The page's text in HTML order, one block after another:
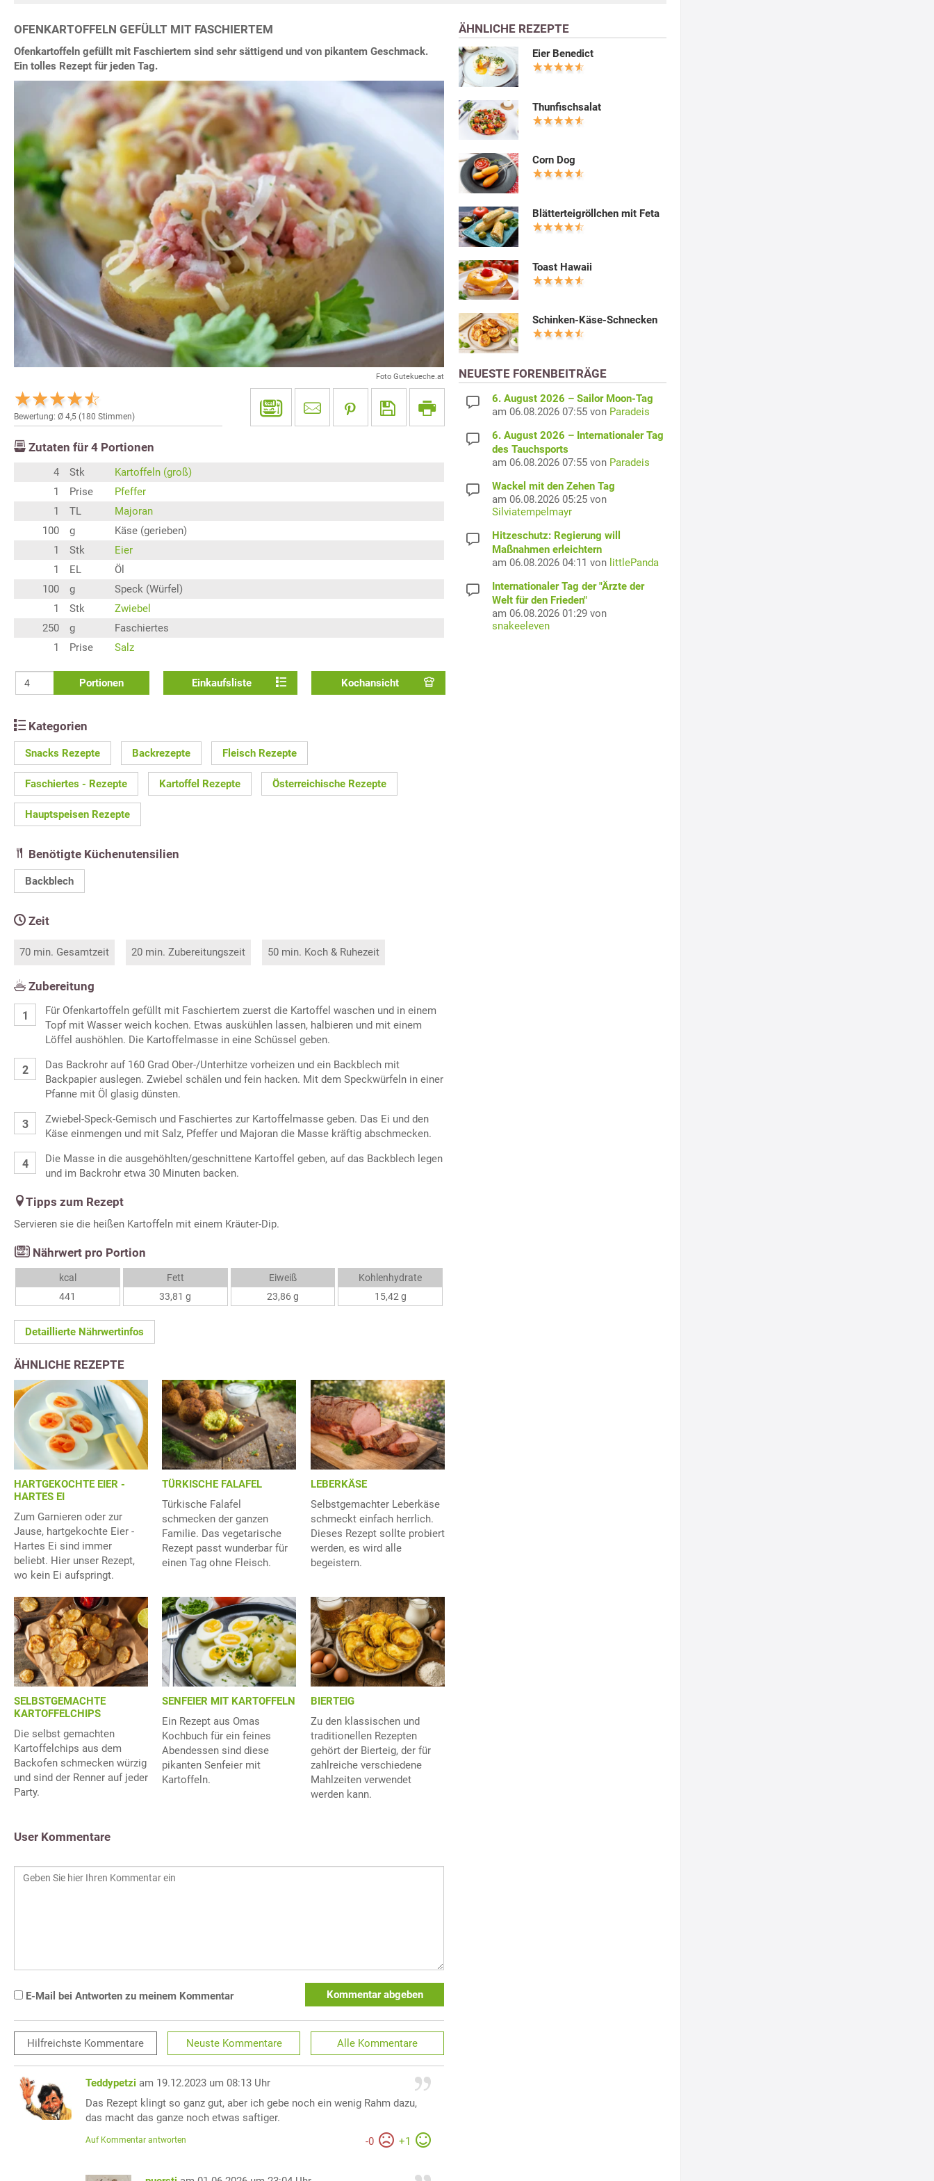
OFENKARTOFFELN GEFÜLLT MIT FASCHIERTEM
Ofenkartoffeln gefüllt mit Faschiertem sind sehr sättigend und von pikantem Geschmack.
Ein tolles Rezept für jeden Tag.
Foto Gutekueche.at
Bewertung: Ø 4,5 (180 Stimmen)
Zutaten für 4 Portionen
4 Stk
Kartoffeln (groß)
1
Prise
Pfeffer
1
TL
Majoran
100
g
Käse (gerieben)
1
Stk
Eier
1
EL
Öl
100
g
Speck (Würfel)
1
Stk
Zwiebel
250
g
Faschiertes
1
Prise Salz
Portionen Einkaufsliste Kochansicht
Kategorien
Snacks Rezepte Backrezepte Fleisch Rezepte
Faschiertes - Rezepte Kartoffel Rezepte Österreichische Rezepte
Hauptspeisen Rezepte
Benötigte Küchenutensilien
Backblech
Zeit
70 min. Gesamtzeit 20 min. Zubereitungszeit 50 min. Koch & Ruhezeit
Zubereitung
Für Ofenkartoffeln gefüllt mit Faschiertem zuerst die Kartoffel waschen und in einem
Topf mit Wasser weich kochen. Etwas auskühlen lassen, halbieren und mit einem
Löffel aushöhlen. Die Kartoffelmasse in eine Schüssel geben.
Das Backrohr auf 160 Grad Ober-/Unterhitze vorheizen und ein Backblech mit
Backpapier auslegen. Zwiebel schälen und fein hacken. Mit dem Speckwürfeln in einer
Pfanne mit Öl glasig dünsten.
Zwiebel-Speck-Gemisch und Faschiertes zur Kartoffelmasse geben. Das Ei und den
Käse einmengen und mit Salz, Pfeffer und Majoran die Masse kräftig abschmecken.
Die Masse in die ausgehöhlten/geschnittene Kartoffel geben, auf das Backblech legen
und im Backrohr etwa 30 Minuten backen.
Tipps zum Rezept
Servieren sie die heißen Kartoffeln mit einem Kräuter-Dip.
Nährwert pro Portion
kcal
441
Fett
33,81 g
Eiweiß
23,86 g
Kohlenhydrate
15,42 g
Detaillierte Nährwertinfos
ÄHNLICHE REZEPTE
HARTGEKOCHTE EIER -
HARTES EI
Zum Garnieren oder zur
Jause, hartgekochte Eier -
Hartes Ei sind immer
beliebt. Hier unser Rezept,
wo kein Ei aufspringt.
TÜRKISCHE FALAFEL
Türkische Falafel
schmecken der ganzen
Familie. Das vegetarische
Rezept passt wunderbar für
einen Tag ohne Fleisch.
LEBERKÄSE
Selbstgemachter Leberkäse
schmeckt einfach herrlich.
Dieses Rezept sollte probiert
werden, es wird alle
begeistern.
SELBSTGEMACHTE
KARTOFFELCHIPS
Die selbst gemachten
Kartoffelchips aus dem
Backofen schmecken würzig
und sind der Renner auf jeder
Party.
SENFEIER MIT KARTOFFELN
Ein Rezept aus Omas
Kochbuch für ein feines
Abendessen sind diese
pikanten Senfeier mit
Kartoffeln.
BIERTEIG
Zu den klassischen und
traditionellen Rezepten
gehört der Bierteig, der für
zahlreiche verschiedene
Mahlzeiten verwendet
werden kann.
User Kommentare
E-Mail bei Antworten zu meinem Kommentar Kommentar abgeben
Hilfreichste Kommentare Neuste Kommentare Alle Kommentare
Teddypetzi am 19.12.2023 um 08:13 Uhr
Das Rezept klingt so ganz gut, aber ich gebe noch ein wenig Rahm dazu,
das macht das ganze noch etwas saftiger.
-0 +1
Auf Kommentar antworten
ÄHNLICHE REZEPTE
Eier Benedict
Thunfischsalat
Corn Dog
Blätterteigröllchen mit Feta
Toast Hawaii
Schinken-Käse-Schnecken
NEUESTE FORENBEITRÄGE
6. August 2026 – Sailor Moon-Tag
am 06.08.2026 07:55 von Paradeis
6. August 2026 – Internationaler Tag
des Tauchsports
am 06.08.2026 07:55 von Paradeis
Wackel mit den Zehen Tag
am 06.08.2026 05:25 von
Silviatempelmayr
Hitzeschutz: Regierung will
Maßnahmen erleichtern
am 06.08.2026 04:11 von littlePanda
Internationaler Tag der "Ärzte der
Welt für den Frieden"
am 06.08.2026 01:29 von
snakeeleven